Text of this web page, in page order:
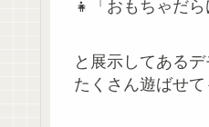
👧「おもちゃだら
と展示してある
たくさん遊ばせ